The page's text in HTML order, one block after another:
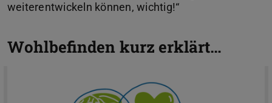
Wohlbefinden kurz erklärt…